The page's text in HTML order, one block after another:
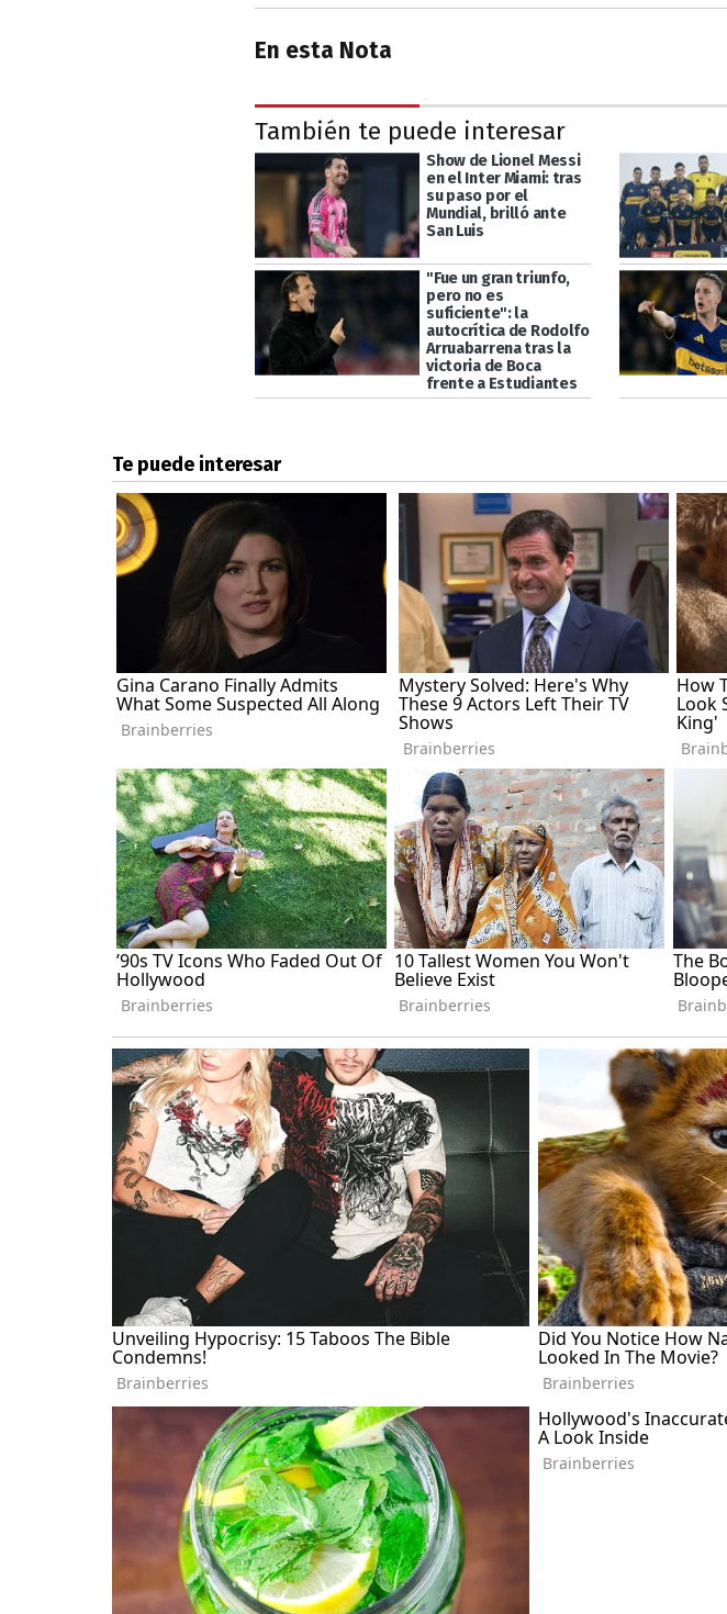
En esta Nota
También te puede interesar
Show de Lionel Messi
en el Inter Miami: tras
su paso por el
Mundial, brilló ante
San Luis
"Fue un gran triunfo,
pero no es
suficiente": la
autocrítica de Rodolfo
Arruabarrena tras la
victoria de Boca
frente a Estudiantes